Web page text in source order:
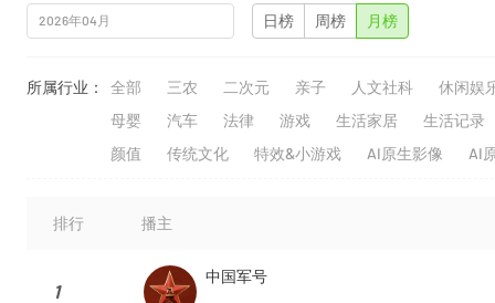
日榜 周榜 月榜
所属行业： 全部 三农 二次元 亲子 人文社科
休闲娱
母婴
汽车 法律 游戏 生活家居
生活记录
颜值
传统文化 特效&小游戏 AI原生影像 AI
排行 播主
1
中国军号